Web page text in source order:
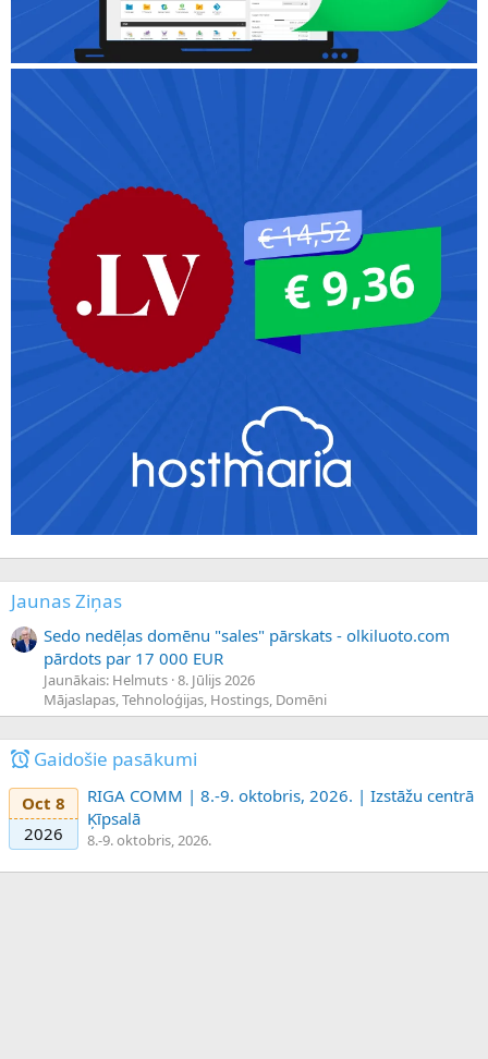
Jaunas Ziņas
Sedo nedēļas domēnu "sales" pārskats - olkiluoto.com
pārdots par 17 000 EUR
Jaunākais: Helmuts 8. Jūlijs 2026
Mājaslapas, Tehnoloģijas, Hostings, Domēni
Gaidošie pasākumi
Oct 8
2026
RIGA COMM | 8.-9. oktobris, 2026. | Izstāžu centrā
Ķīpsalā
8.-9. oktobris, 2026.